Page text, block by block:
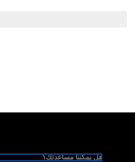
هل يمكننا مساعدتك؟